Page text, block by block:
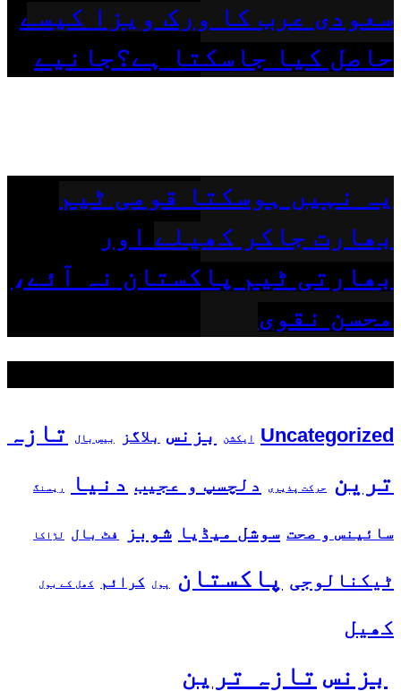
سعودی عرب کا ورک ویزا کیسے
حاصل کیا جاسکتا ہے؟جانیے
یہ نہیں ہوسکتا قومی ٹیم
بھارت جاکر کھیلے اور
بھارتی ٹیم پاکستان نہ آئے،
محسن نقوی
Uncategorized ایکشن بزنس بلاگز بیس بال
تازہ
ترین
حرکت پذیری دلچسپ و عجیب دنیا ریسنگ
سائینس و صحت سوشل میڈیا شوبز فٹ بال لڑاکا
ٹیکنالوجی پاکستان پول کرائم کھل کے بول
کھیل
بزنس تازہ ترین